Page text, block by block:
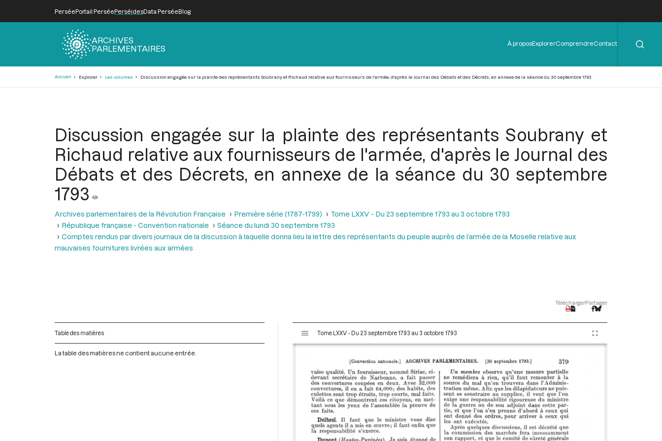
PerséePortail PerséePerséidesData PerséeBlog
ARCHIVES
PARLEMENTAIRES
Menu
de
À proposExplorerComprendreContact
Accueil Explorer Les volumes Discussion engagée sur la plainte des représentants Soubrany et Richaud relative aux fournisseurs de l'armée, d'après le Journal des Débats et des Décrets, en annexe de la séance du 30 septembre 1793
Discussion engagée sur la plainte des représentants Soubrany et
Richaud relative aux fournisseurs de l'armée, d'après le Journal des
Débats et des Décrets, en annexe de la séance du 30 septembre
1793
Archives parlementaires de la Révolution Française Première série (1787-1799)
Tome LXXV - Du 23 septembre 1793 au 3 octobre 1793
République française - Convention nationale
Séance du lundi 30 septembre 1793
Comptes rendus par divers journaux de la discussion à laquelle donna lieu la lettre des représentants du peuple auprès de l’armée de la Moselle relative aux
mauvaises fournitures livrées aux armées
TéléchargerPartager
Table des matières
La table des matières ne contient aucune entrée.
s
Tome LXXV - Du 23 septembre 1793 au 3 octobre 1793